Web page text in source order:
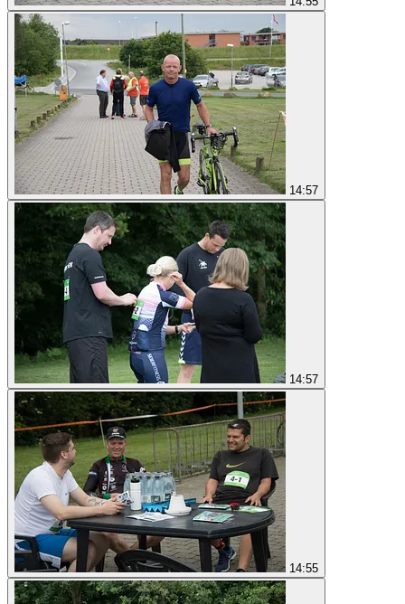
14:57
14:57
14:55